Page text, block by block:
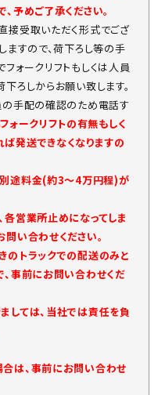
予めご了承ください。
接受取いただく形式でござ
ますので、荷下ろし等の手
ォークリフトもしくは人員
ろしからお願い致します。
の手配の確認のため電話す
ォークリフトの有無もしく
発送できなくなりますの
途料金(約3～4万円程)が
営業所止めになってしま
い合わせください。
のトラックでの配送のみと
、事前にお問い合わせくだ
しては、当社では責任を負
は、事前にお問い合わせ